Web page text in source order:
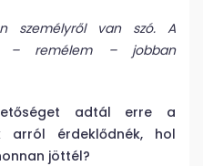
személyről van szó. A
– remélem – jobban
adtál erre a
arról érdeklődnék, hol
jöttél?